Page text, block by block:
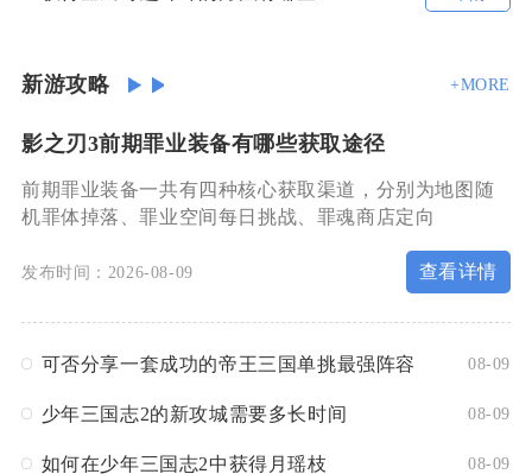
新游攻略 +MORE
影之刃3前期罪业装备有哪些获取途径
前期罪业装备一共有四种核心获取渠道，分别为地图随
机罪体掉落、罪业空间每日挑战、罪魂商店定向
发布时间：2026-08-09 查看详情
可否分享一套成功的帝王三国单挑最强阵容 08-09
少年三国志2的新攻城需要多长时间 08-09
如何在少年三国志2中获得月瑶枝 08-09